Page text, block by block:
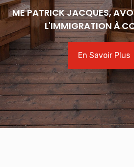
ME PATRICK JACQUES,
L'IMMIGRATION À
En Savoir Plus